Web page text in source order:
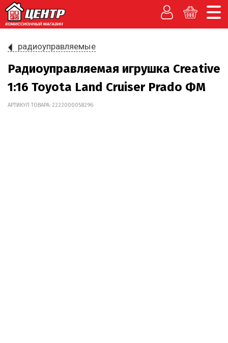
радиоуправляемые
Радиоуправляемая игрушка Creative
1:16 Toyota Land Cruiser Prado ФМ
АРТИКУЛ ТОВАРА: 2222000058296